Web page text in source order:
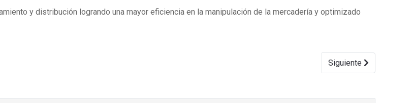
y distribución logrando una mayor eficiencia en la manipulación de la mercadería y optimizado
Siguiente